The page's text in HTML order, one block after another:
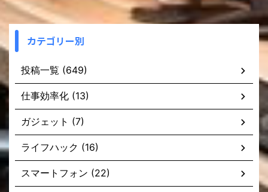
カテゴリー別
投稿一覧 (649)
仕事効率化 (13)
ガジェット (7)
ライフハック (16)
スマートフォン (22)